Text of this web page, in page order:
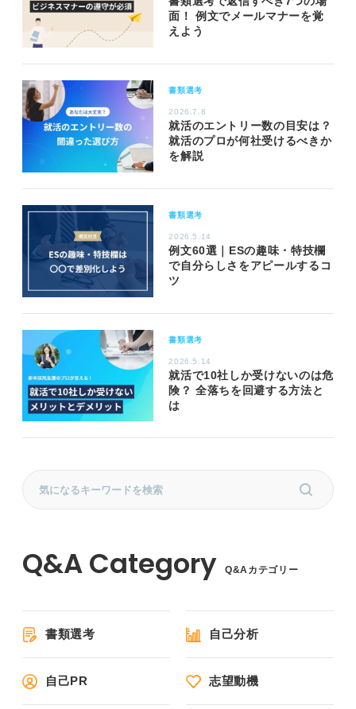
面！ 例文でメールマナーを覚
えよう
書類選考
2026.7.8
就活のエントリー数の目安は？
就活のプロが何社受けるべきか
を解説
書類選考
2026.5.14
例文60選｜ESの趣味・特技欄
で自分らしさをアピールするコ
ツ
書類選考
2026.5.14
就活で10社しか受けないのは危
険？ 全落ちを回避する方法と
は
Q&Aカテゴリー
書類選考 自己分析
自己PR 志望動機